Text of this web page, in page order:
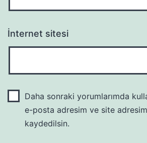
İnternet sitesi
Daha sonraki yorumlarımda
e-posta adresim ve site adresim
kaydedilsin.